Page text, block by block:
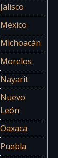
Jalisco
México
Michoacán
Morelos
Nayarit
Nuevo
León
Oaxaca
Puebla